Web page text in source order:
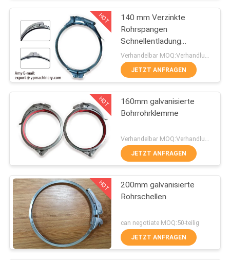
MIT
UNS
NACHRICHTEN
FÄLLE
SITEMAP
PRIVACY
POLICY
Schnelle Freigabe-
Bohrrohrklemme
Staub-
Entnahmeleitung
97
76
HOT
140 mm Verzinkte
Rohrspangen
Schnellentladung
Schlauchspange
Sprielklemmen
JETZT ANFRAGEN
HOT
160mm galvanisierte
Bohrrohrklemme
Verhandelbar MOQ:Verhandlung
JETZT ANFRAGEN
HOT
200mm galvanisierte
Rohrschellen
can negotiate MOQ:50-teilig
JETZT ANFRAGEN